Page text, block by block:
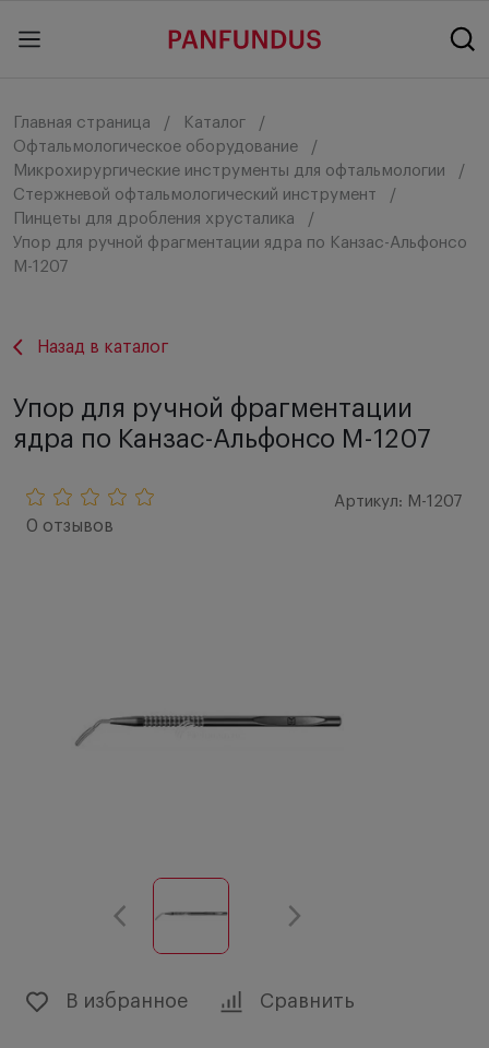
Главная страница
Каталог
Офтальмологическое оборудование
Микрохирургические инструменты для офтальмологии
Стержневой офтальмологический инструмент
Пинцеты для дробления хрусталика
Упор для ручной фрагментации ядра по Канзас-Альфонсо
M-1207
Назад в каталог
Упор для ручной фрагментации
ядра по Канзас-Альфонсо M-1207
0 отзывов
Артикул: M-1207
В избранное Сравнить